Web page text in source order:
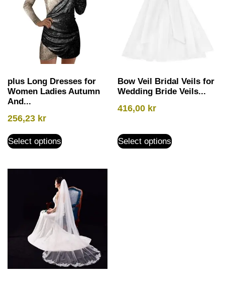
plus Long Dresses for
Women Ladies Autumn
And...
256,23 kr
Select options
Bow Veil Bridal Veils for
Wedding Bride Veils...
416,00 kr
Select options